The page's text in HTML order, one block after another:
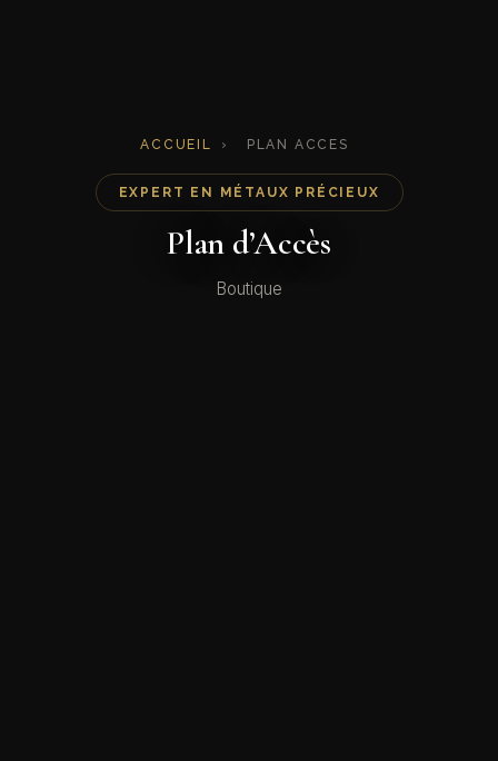
ACCUEIL › PLAN ACCES
EXPERT EN MÉTAUX PRÉCIEUX
Plan d’Accès
Boutique